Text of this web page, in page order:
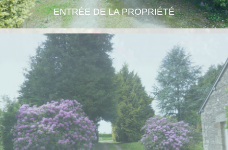
ENTRÉE DE LA PROPRIÉTÉ